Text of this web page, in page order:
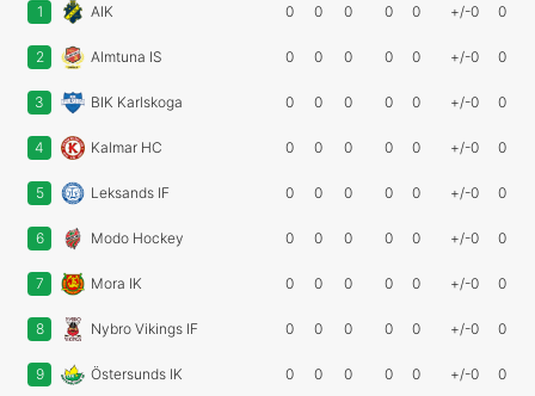
1 AIK 0 0 0 0 0 +/-0 0
2 Almtuna IS 0 0 0 0 0 +/-0 0
3 BIK Karlskoga 0 0 0 0 0 +/-0 0
4 Kalmar HC 0 0 0 0 0 +/-0 0
5 Leksands IF 0 0 0 0 0 +/-0 0
6 Modo Hockey 0 0 0 0 0 +/-0 0
7 Mora IK 0 0 0 0 0 +/-0 0
8 Nybro Vikings IF 0 0 0 0 0 +/-0 0
9 Östersunds IK 0 0 0 0 0 +/-0 0